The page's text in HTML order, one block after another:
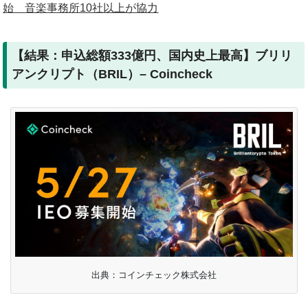
始 音楽事務所10社以上が協力
【結果：申込総額333億円、国内史上最高】ブリリ
アンクリプト（BRIL）– Coincheck
出典：コインチェック株式会社